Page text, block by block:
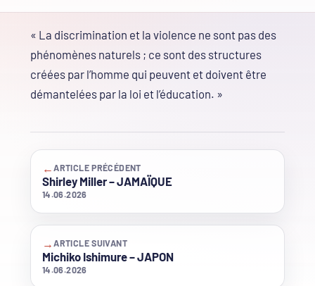
« La discrimination et la violence ne sont pas des
phénomènes naturels ; ce sont des structures
créées par l’homme qui peuvent et doivent être
démantelées par la loi et l’éducation. »
←ARTICLE PRÉCÉDENT
Shirley Miller – JAMAÏQUE
14.06.2026
→ARTICLE SUIVANT
Michiko Ishimure – JAPON
14.06.2026